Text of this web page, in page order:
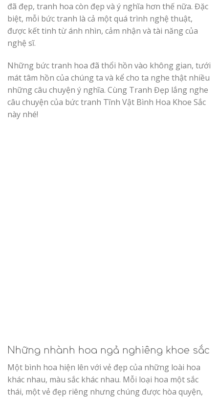
đã đẹp, tranh hoa còn đẹp và ý nghĩa hơn thế nữa. Đặc
biệt, mỗi bức tranh là cả một quá trình nghệ thuật,
được kết tinh từ ánh nhìn, cảm nhận và tài năng của
nghệ sĩ.
Những bức tranh hoa đã thổi hồn vào không gian, tưới
mát tâm hồn của chúng ta và kể cho ta nghe thật nhiều
những câu chuyện ý nghĩa. Cùng Tranh Đẹp lắng nghe
câu chuyện của bức tranh Tĩnh Vật Bình Hoa Khoe Sắc
này nhé!
Những nhành hoa ngả nghiêng khoe sắc
Một bình hoa hiện lên với vẻ đẹp của những loài hoa
khác nhau, màu sắc khác nhau. Mỗi loại hoa một sắc
thái, một vẻ đẹp riêng nhưng chúng được hòa quyện,